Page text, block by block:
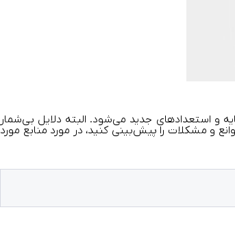
استعدادهای جدید می‌شود. البته دلایل بی‌شمار
و مشکلات را پیش‌بینی کنید، در مورد منابع مورد